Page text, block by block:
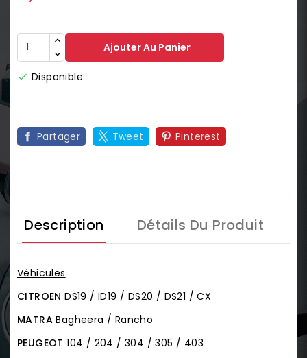
Ajouter Au Panier
 Disponible
Partager Tweet Pinterest
Description Détails Du Produit
Véhicules
CITROENDS19 / ID19 / DS20 / DS21 / CX
MATRABagheera / Rancho
PEUGEOT104 / 204 / 304 / 305 / 403